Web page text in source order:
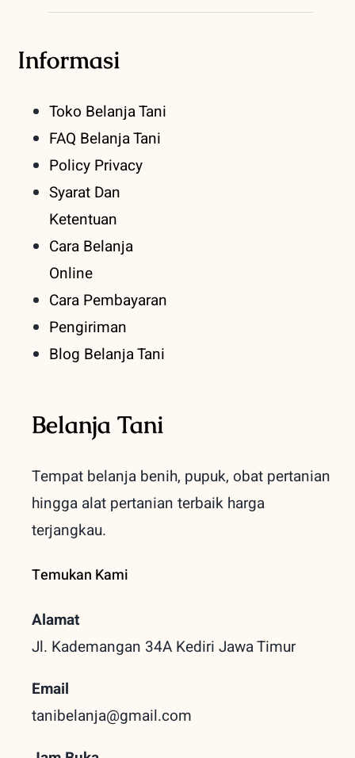
Informasi
Toko Belanja Tani
FAQ Belanja Tani
Policy Privacy
Syarat Dan
Ketentuan
Cara Belanja
Online
Cara Pembayaran
Pengiriman
Blog Belanja Tani
Belanja Tani
Tempat belanja benih, pupuk, obat pertanian
hingga alat pertanian terbaikharga
terjangkau.
Temukan Kami
Alamat
Jl. Kademangan 34A Kediri Jawa Timur
Email
tanibelanja@gmail.com